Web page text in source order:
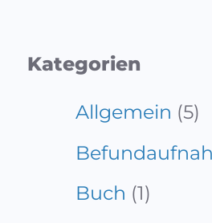
Kategorien
Allgemein (5)
Buch (1)